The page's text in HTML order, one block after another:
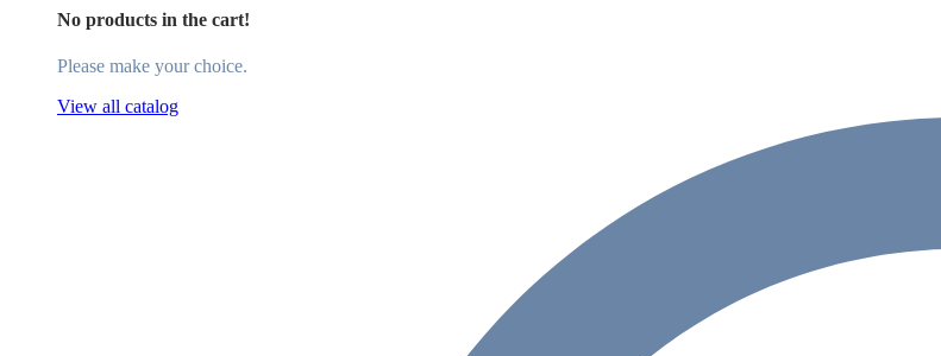
No products in the cart!
Please make your choice.
View all catalog